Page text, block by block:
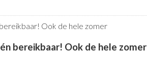
bereikbaar! Ook de hele zomer